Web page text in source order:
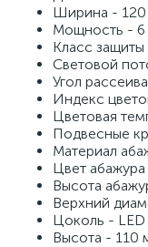
Ширина -
Мощность - 6
Класс защиты
Световой
Угол
Индекс
Цветовая
Подвесные
Материал
Цвет
Высота
Верхний
Цоколь - LED
Высота - 110